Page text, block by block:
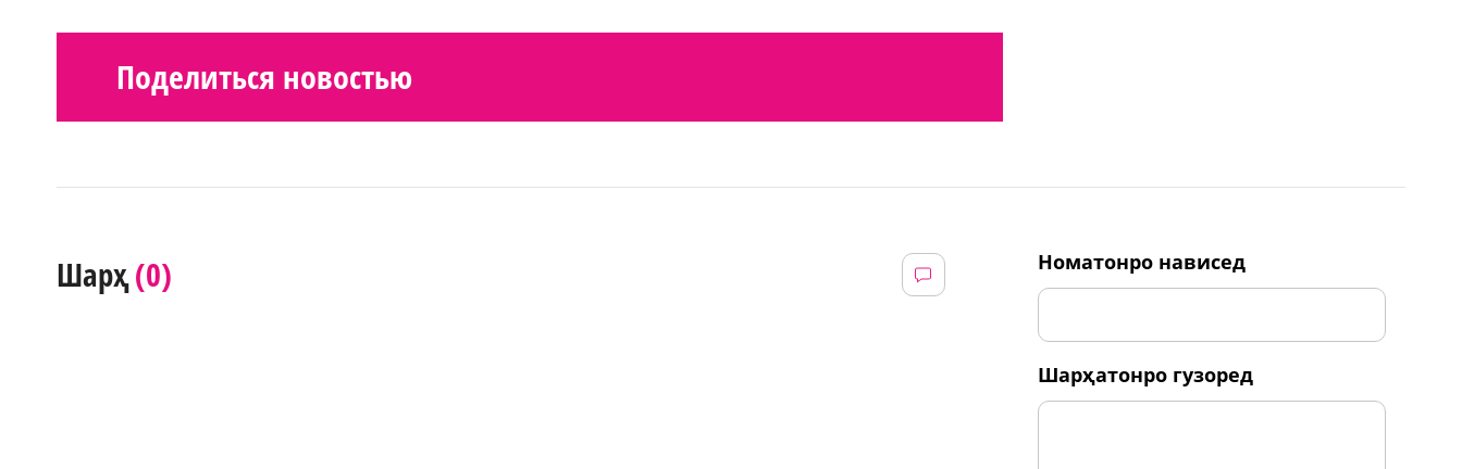
Поделиться новостью
Шарҳ(0) номатонро нависед
шарҳатонро гузоред